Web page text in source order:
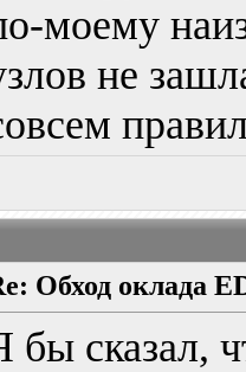
моему
не
Обход оклада
бы сказал,